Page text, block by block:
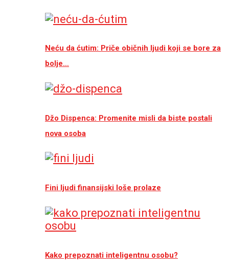
Neću da ćutim: Priče običnih ljudi koji se bore za
bolje…
Džo Dispenca: Promenite misli da biste postali
nova osoba
Fini ljudi finansijski loše prolaze
Kako prepoznati inteligentnu osobu?